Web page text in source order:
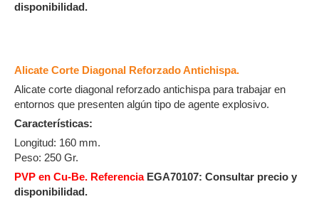
disponibilidad.
Alicate Corte Diagonal Reforzado Antichispa.
Alicate corte diagonal reforzado antichispa para trabajar en
entornos que presenten algún tipo de agente explosivo.
Características:
Longitud: 160 mm.
Peso: 250 Gr.
PVP en Cu-Be. ReferenciaEGA70107: Consultar precio y
disponibilidad.